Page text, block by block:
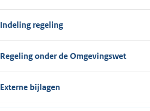
Indeling regeling
Regeling onder de Omgevingswet
Externe bijlagen